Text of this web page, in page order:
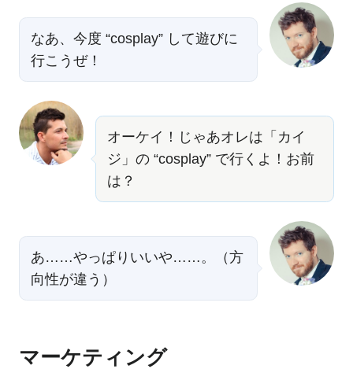
なあ、今度 “cosplay” して遊びに
行こうぜ！
オーケイ！じゃあオレは「カイ
ジ」の “cosplay” で行くよ！お前
は？
あ……やっぱりいいや……。（方
向性が違う）
マーケティング